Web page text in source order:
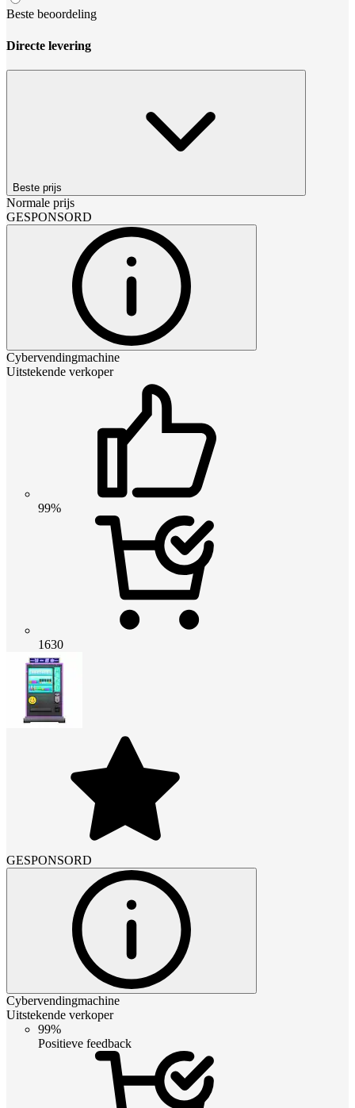
Beste beoordeling
Directe levering
Beste prijs
Normale prijs
GESPONSORD
Cybervendingmachine
Uitstekende verkoper
99%
1630
GESPONSORD
Cybervendingmachine
Uitstekende verkoper
99%
Positieve feedback